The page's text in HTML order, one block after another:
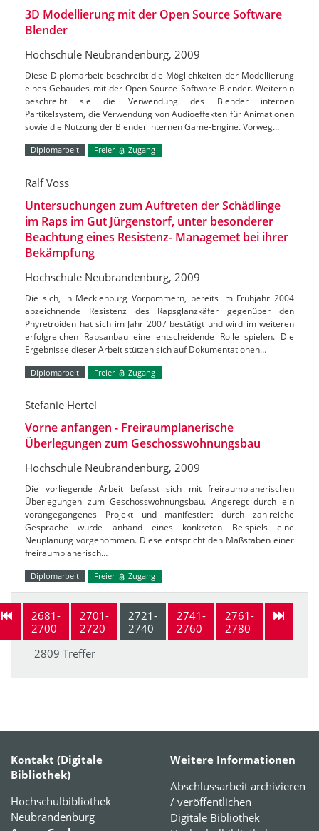
3D Modellierung mit der Open Source Software
Blender
Hochschule Neubrandenburg, 2009
Diese Diplomarbeit beschreibt die Möglichkeiten der Modellierung
eines Gebäudes mit der Open Source Software Blender. Weiterhin
beschreibt sie die Verwendung des Blender internen
Partikelsystem, die Verwendung von Audioeffekten für Animationen
sowie die Nutzung der Blender internen Game-Engine. Vorweg…
Diplomarbeit Freier Zugang
Ralf Voss
Untersuchungen zum Auftreten der Schädlinge
im Raps im Gut Jürgenstorf, unter besonderer
Beachtung eines Resistenz- Managemet bei ihrer
Bekämpfung
Hochschule Neubrandenburg, 2009
Die sich, in Mecklenburg Vorpommern, bereits im Frühjahr 2004
abzeichnende Resistenz des Rapsglanzkäfer gegenüber den
Phyretroiden hat sich im Jahr 2007 bestätigt und wird im weiteren
erfolgreichen Rapsanbau eine entscheidende Rolle spielen. Die
Ergebnisse dieser Arbeit stützen sich auf Dokumentationen…
Diplomarbeit Freier Zugang
Stefanie Hertel
Vorne anfangen - Freiraumplanerische
Überlegungen zum Geschosswohnungsbau
Hochschule Neubrandenburg, 2009
Die vorliegende Arbeit befasst sich mit freiraumplanerischen
Überlegungen zum Geschosswohnungsbau. Angeregt durch ein
vorangegangenes Projekt und manifestiert durch zahlreiche
Gespräche wurde anhand eines konkreten Beispiels eine
Neuplanung vorgenommen. Diese entspricht den Maßstäben einer
freiraumplanerisch…
Diplomarbeit Freier Zugang
2681-
2700
2701-
2720
2721-
2740
2741-
2760
2761-
2780
2809 Treffer
Kontakt (Digitale
Bibliothek)
Hochschulbibliothek
Neubrandenburg
Weitere Informationen
Abschlussarbeit archivieren
/ veröffentlichen
Digitale Bibliothek